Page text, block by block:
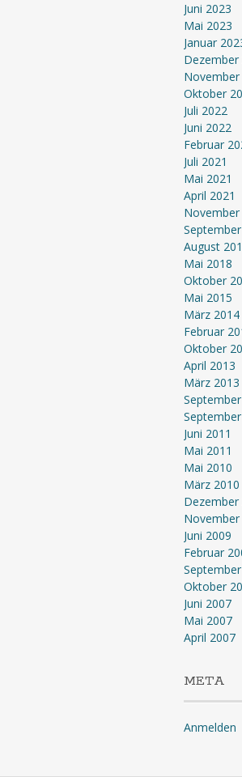
Juni 2023
Mai 2023
Januar
Dezember
Oktober
Juli 2022
Juni 2022
Februar
Juli 2021
Mai 2021
April 2021
November
August
Mai 2018
Oktober
Mai 2015
März 2014
Februar
Oktober
April 2013
März 2013
Juni 2011
Mai 2011
Mai 2010
März 2010
Dezember
November
Juni 2009
Februar
Oktober
Juni 2007
Mai 2007
April 2007
META
Anmelden